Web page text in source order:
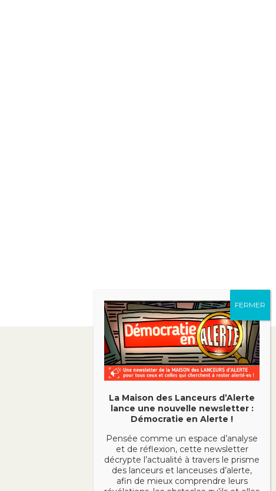
La Maison des Lanceurs d’Alerte
lance une nouvelle newsletter :
Démocratie en Alerte !
Pensée comme un espace d’analyse
et de réflexion, cette newsletter
décrypte l’actualité à travers le prisme
des lanceurs et lanceuses d’alerte,
afin de mieux comprendre leurs